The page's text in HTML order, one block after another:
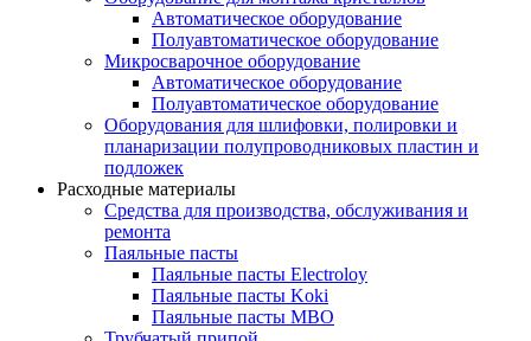
Автоматическое оборудование
Полуавтоматическое оборудование
Микросварочное оборудование
Автоматическое оборудование
Полуавтоматическое оборудование
Оборудования для шлифовки, полировки и
планаризации полупроводниковых пластин и
подложек
Расходные материалы
Средства для производства, обслуживания и
ремонта
Паяльные пасты
Паяльные пасты Electroloy
Паяльные пасты Koki
Паяльные пасты MBO